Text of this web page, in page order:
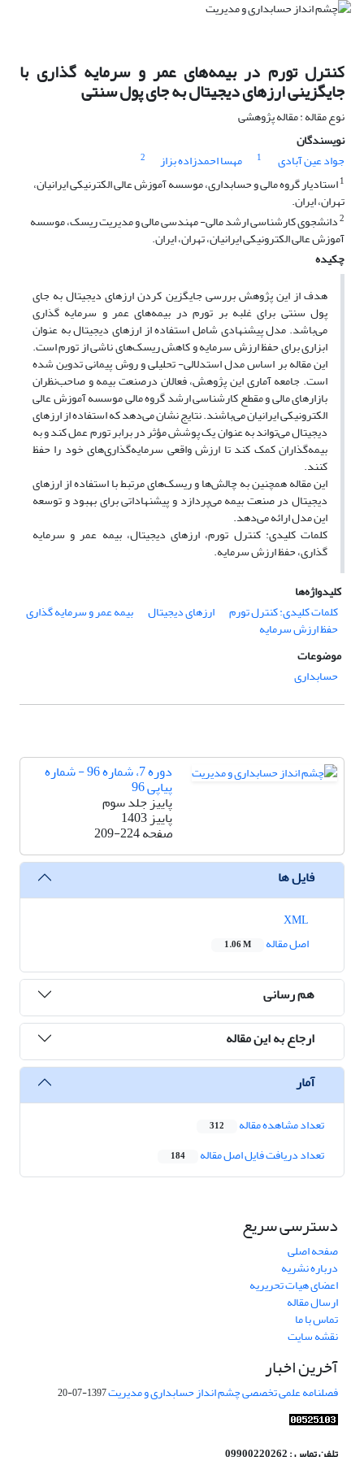
کنترل تورم در بیمه‌های عمر‌‌‌ و سرمایه گذاری با
جایگزینی ارزهای دیجیتال به جای پول سنتی
نوع مقاله : مقاله پژوهشی
نویسندگان
جواد عین آبادی
1 مهسا احمدزاده بزاز
2
1استادیار گروه مالی و حسابداری، موسسه آموزش عالی الکترنیکی ایرانیان،
تهران، ایران.
2دانشجوی کارشناسی ارشد مالی- مهندسی مالی و مدیریت ریسک، موسسه
آموزش عالی الکترونیکی ایرانیان، تهران، ایران.
چکیده
هدف از این پژوهش ‌بررسی جایگزین کردن ارزهای دیجیتال به جای
پول سنتی برای غلبه بر تورم در بیمه‌های عمر و سرمایه گذاری
می‌باشد. مدل پیشنهادی شامل استفاده از ارزهای دیجیتال به عنوان
ابزاری برای حفظ ارزش سرمایه و کاهش ریسک‌های ناشی از تورم است.
این مقاله بر اساس مدل استدلالی- تحلیلی و روش پیمانی تدوین شده
است. جامعه آماری این پژوهش، فعالان درصنعت بیمه و صاحب‌نظران
بازارهای مالی و مقطع کارشناسی ارشد گروه مالی موسسه آموزش عالی
الکترونیکی ایرانیان می‌باشند. نتایج نشان می‌دهد که استفاده از ارزهای
دیجیتال می‌تواند به عنوان یک پوشش مؤثر در برابر تورم عمل کند و به
بیمه‌گذاران کمک کند تا ارزش واقعی سرمایه‌گذاری‌های خود را حفظ
کنند.
این مقاله همچنین به چالش‌ها و ریسک‌های مرتبط با استفاده از ارزهای
دیجیتال در صنعت بیمه می‌پردازد و پیشنهاداتی برای بهبود و توسعه
این مدل ارائه می‌دهد.
کلمات کلیدی: کنترل تورم، ارزهای دیجیتال، بیمه عمر و سرمایه
گذاری، حفظ ارزش سرمایه.
کلیدواژه‌ها
کلمات کلیدی: کنترل تورم
ارزهای دیجیتال بیمه عمر و سرمایه گذاری
حفظ ارزش سرمایه
موضوعات
حسابداری
دوره 7، شماره 96 - شماره
پیاپی 96
پاییز جلد سوم
پاییز 1403
صفحه209-224
فایل ها
اصل مقاله
1.06 M
هم رسانی
ارجاع به این مقاله
آمار
تعداد مشاهده مقاله 312
تعداد دریافت فایل اصل مقاله 184
دسترسی سریع
صفحه اصلی
درباره نشریه
اعضای هیات تحریریه
ارسال مقاله
تماس با ما
نقشه سایت
آخرین اخبار
فصلنامه علمی تخصصی چشم انداز حسابداری و مدیریت1397-07-20